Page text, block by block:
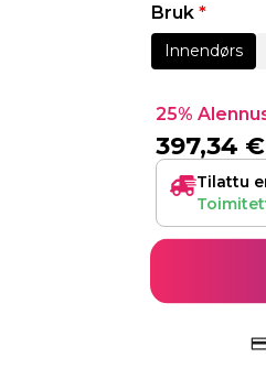
Bruk *
Innendørs
25%
397,34 €
Tilattu